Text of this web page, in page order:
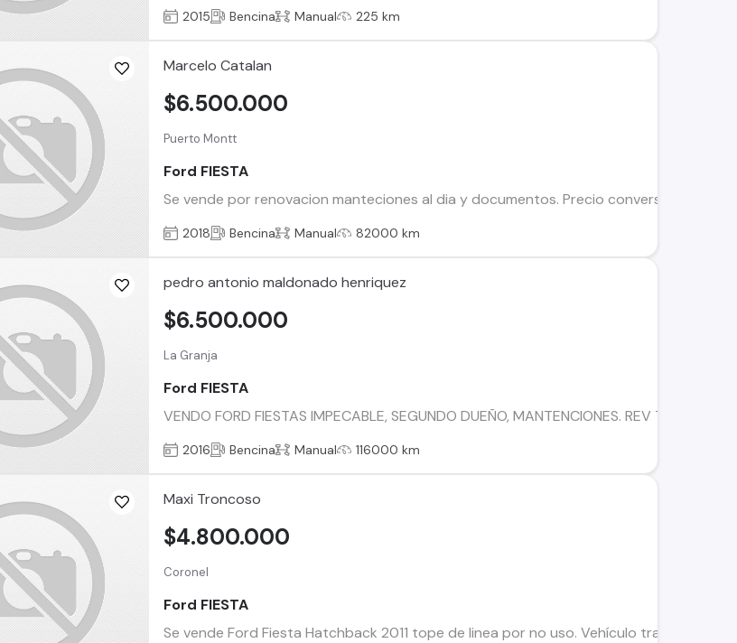
2015 Bencina Manual 225 km
Marcelo Catalan
Puerto Montt
Ford FIESTA
Se vende por renovacion manteciones al dia y documentos. Precio conversable
$6.500.000
2018 Bencina Manual 82000 km
pedro antonio maldonado henriquez
La Granja
Ford FIESTA
VENDO FORD FIESTAS IMPECABLE, SEGUNDO DUEÑO, MANTENCIONES. REV TECNICA
$6.500.000
2016 Bencina Manual 116000 km
Maxi Troncoso
Coronel
Ford FIESTA
Se vende Ford Fiesta Hatchback 2011 tope de linea por no uso. Vehículo
$4.800.000